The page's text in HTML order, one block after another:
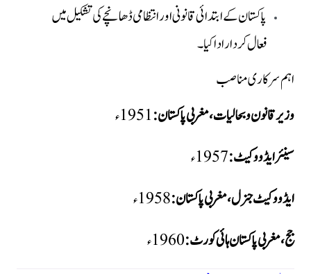
پاکستان کے ابتدائی قانونی اور انتظامی ڈھانچے کی تشکیل میں
فعال کردار ادا کیا۔
اہم سرکاری مناصب
وزیر قانون و بحالیات، مغربی پاکستان:1951ء
سینئر ایڈووکیٹ:1957ء
ایڈووکیٹ جنرل، مغربی پاکستان:1958ء
جج، مغربی پاکستان ہائی کورٹ:1960ء